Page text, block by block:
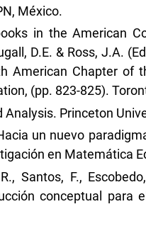
México.
in the American
D.E. & Ross, J.A.
American Chapter of
(pp. 823-825).
Princeton
un nuevo
en Matemática
Santos, F.,
conceptual para